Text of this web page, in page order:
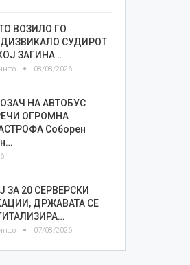
ВОЗИЛО ГО
СУДИРОТ
ЗАГИНА…
08/08/2026
НА АВТОБУС
ОГРОМНА
Соборен
ЗА 20 СЕРВЕРСКИ
ДРЖАВАТА СЕ
07/08/2026